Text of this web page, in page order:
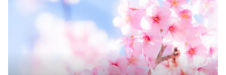
だきました😋ご馳走様でした！ 下山後の温泉は 日之影温泉駅さん
でお世話になりました♨️ たこやきマンさん、お誘いありがとうご
ざいました！ …ボウズさんも運転お疲れ様でした！ お陰様でとて
も楽しい山行となりました🙌 28日熊本地震被害に遭われた皆様、
お見舞い申し上げます。 一日も早い復旧をお祈りいたします🙏